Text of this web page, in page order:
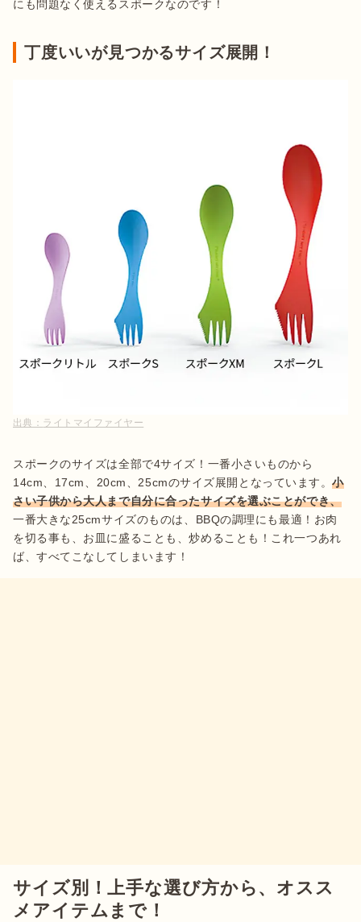
にも問題なく使えるスポークなのです！
丁度いいが見つかるサイズ展開！
出典： ライトマイファイヤー
スポークのサイズは全部で4サイズ！一番小さいものから
14cm、17cm、20cm、25cmのサイズ展開となっています。小
さい子供から大人まで自分に合ったサイズを選ぶことができ、
一番大きな25cmサイズのものは、BBQの調理にも最適！お肉
を切る事も、お皿に盛ることも、炒めることも！これ一つあれ
ば、すべてこなしてしまいます！
サイズ別！上手な選び方から、オスス
メアイテムまで！